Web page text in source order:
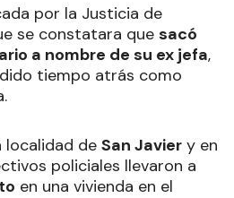
por la Justicia de
se constatara que sacó
a nombre de su ex jefa,
tiempo atrás como
localidad de San Javier y en
policiales llevaron a
en una vivienda en el